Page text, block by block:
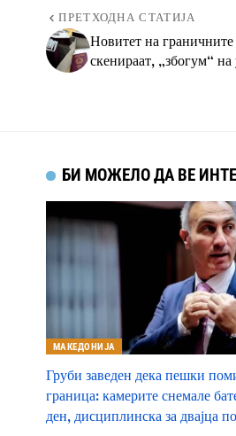
ПРЕТХОДНА СТАТИЈА
Новитет на
скенираат, „збогум“
БИ МОЖЕЛО ДА ВЕ
МАКЕДОНИЈА
Груби заведен дека пешки
граница: камерите снемале
ден, дисциплинска за двајца